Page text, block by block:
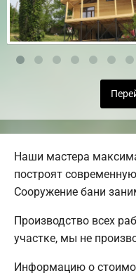
Наши мастера
построят
Сооружение бани
Производство всех
участке, мы не
Информацию о